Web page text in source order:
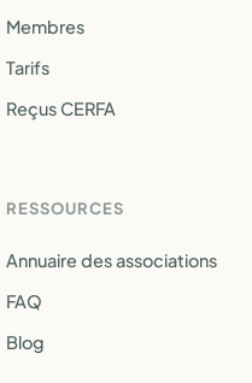
Membres
Tarifs
Reçus CERFA
RESSOURCES
Annuaire des associations
FAQ
Blog